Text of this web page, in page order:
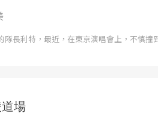
長利特，最近，在東京演唱會上，不慎撞